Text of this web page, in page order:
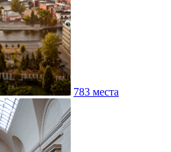
783 места